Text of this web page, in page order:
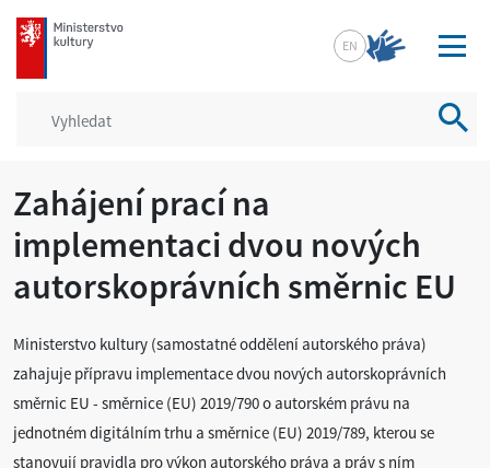
mkcr.cz
EN
Zahájení prací na
implementaci dvou nových
autorskoprávních směrnic EU
Ministerstvo kultury (samostatné oddělení autorského práva)
zahajuje přípravu implementace dvou nových autorskoprávních
směrnic EU - směrnice (EU) 2019/790 o autorském právu na
jednotném digitálním trhu a směrnice (EU) 2019/789, kterou se
stanovují pravidla pro výkon autorského práva a práv s ním